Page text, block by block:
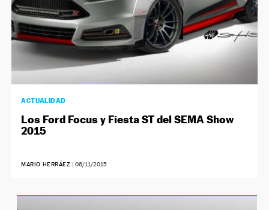
ACTUALIDAD
Los Ford Focus y Fiesta ST del SEMA Show
2015
MARIO HERRÁEZ | 06/11/2015